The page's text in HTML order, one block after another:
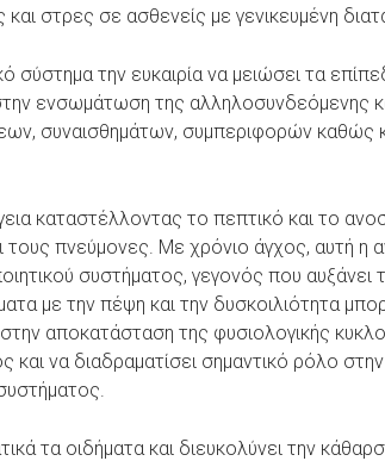
στρες σε ασθενείς με γενικευμένη
σύστημα την ευκαιρία να μειώσει τα
ενσωμάτωση της αλληλοσυνδεόμενης
συναισθημάτων, συμπεριφορών καθώς
καταστέλλοντας το πεπτικό και το
τους πνεύμονες. Με χρόνιο άγχος, αυτή η
συστήματος, γεγονός που αυξάνει
με την πέψη και την δυσκοιλιότητα
αποκατάσταση της φυσιολογικής
και να διαδραματίσει σημαντικό ρόλο στην
τα οιδήματα και διευκολύνει την